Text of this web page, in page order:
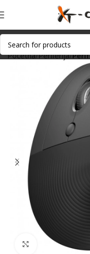
Početna Periferija
Click to enlarge